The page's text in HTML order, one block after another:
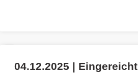
04.12.2025 | Eingereicht